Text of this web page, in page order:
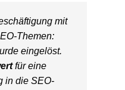
mit
Themen:
eingelöst.
für eine
in die SEO-